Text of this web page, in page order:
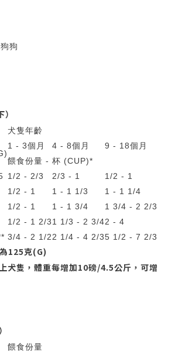
狗
犬隻年齡
1 - 3個月 4 - 8個月
9 - 18個月
餵食份量 - 杯 (CUP)*
1/2 - 2/3 2/3 - 1
1/2 - 1
1/2 - 1 1 - 1 1/3
1 - 1 1/4
1/2 - 1 1 - 1 3/4
1 3/4 - 2 2/3
1/2 - 1 2/31 1/3 - 2 3/42 - 4
3/4 - 2 1/22 1/4 - 4 2/35 1/2 - 7 2/3
125克(G)
犬隻，體重每增加10磅/4.5公斤，可增
餵食份量